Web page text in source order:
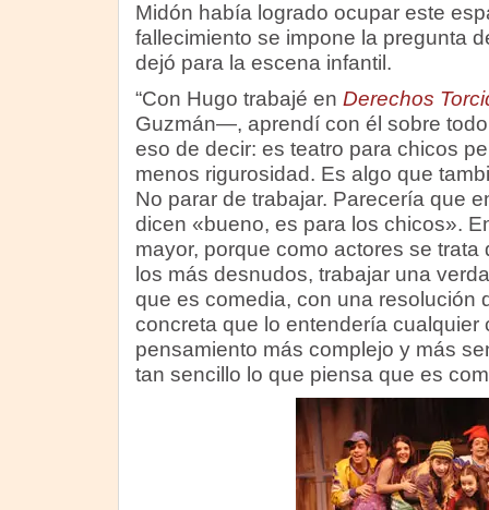
Midón había logrado ocupar este
fallecimiento se impone la pregunta
dejó para la escena infantil.
“Con Hugo trabajé en Derechos
Guzmán—, aprendí con él sobre
eso de decir: es teatro para chicos
menos rigurosidad. Es algo que
No parar de trabajar. Parecería que
dicen «bueno, es para los chicos».
mayor, porque como actores se
los más desnudos, trabajar una
que es comedia, con una resolución
concreta que lo entendería cualquier
pensamiento más complejo y más
tan sencillo lo que piensa que es